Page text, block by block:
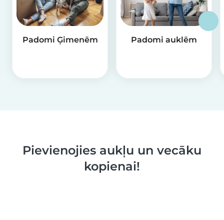
Padomi Ģimenēm Padomi auklēm
Pievienojies aukļu un vecāku
kopienai!